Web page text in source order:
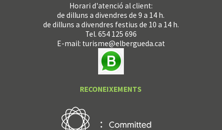
Horari d'atenció al client:
de dilluns a divendres de 9 a 14 h.
de dilluns a divendres festius de 10 a 14 h.
Tel. 654 125 696
E-mail: turisme@elbergueda.cat
RECONEIXEMENTS